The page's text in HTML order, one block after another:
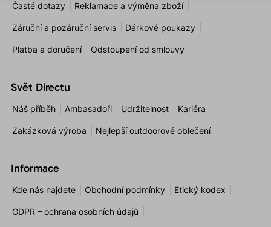
Časté dotazy Reklamace a výměna zboží
Záruční a pozáruční servis Dárkové poukazy
Platba a doručení Odstoupení od smlouvy
Svět Directu
Náš příběh Ambasadoři Udržitelnost Kariéra
Zakázková výroba Nejlepší outdoorové oblečení
Informace
Kde nás najdete Obchodní podmínky Etický kodex
GDPR – ochrana osobních údajů